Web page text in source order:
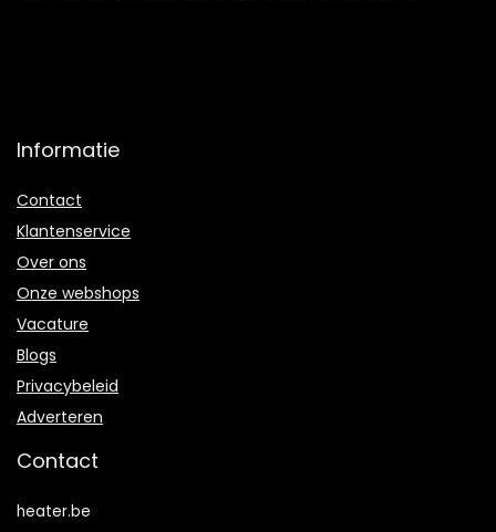
Informatie
Contact
Klantenservice
Over ons
Onze webshops
Vacature
Blogs
Privacybeleid
Adverteren
Contact
heater.be